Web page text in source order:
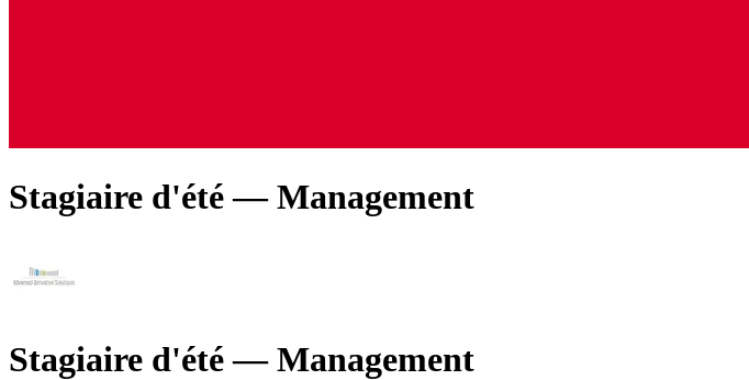
Stagiaire d'été — Management
Stagiaire d'été — Management